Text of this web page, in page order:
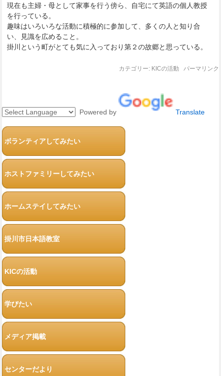
現在も主婦・母として家事を行う傍ら、自宅にて英語の個人教授
を行っている。
趣味はいろいろな活動に積極的に参加して、多くの人と知り合
い、見識を広めること。
掛川という町がとても気に入っており第２の故郷と思っている。
カテゴリー: KICの活動 パーマリンク
Powered by Translate
ボランティアしてみたい
ホストファミリーしてみたい
ホームステイしてみたい
掛川市日本語教室
KICの活動
学びたい
メディア掲載
センターだより